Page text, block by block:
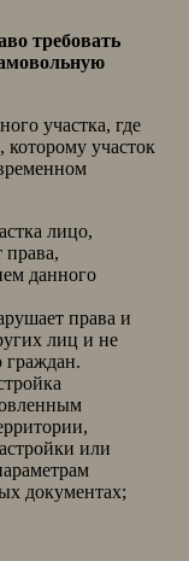
требовать
участка, где
которому участок
лицо,
права,
данного
права и
лиц и не
граждан.
или
документах;